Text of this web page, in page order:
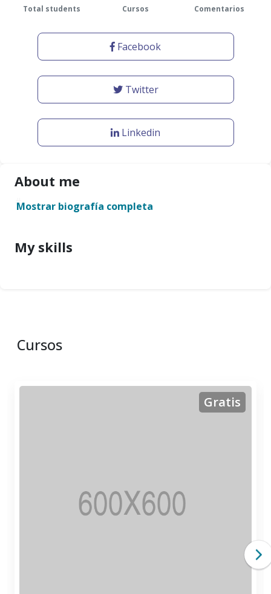
About me
Mostrar biografía completa
#
My skills
Total students Cursos Comentarios
Facebook
Twitter
Linkedin
Cursos
Gratis